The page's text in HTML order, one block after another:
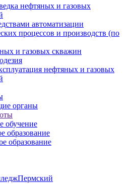
нефтяных и газовых
автоматизации
процессов и производств (по
и газовых скважин
нефтяных и газовых
органы
обучение
образование
образование
Пермский